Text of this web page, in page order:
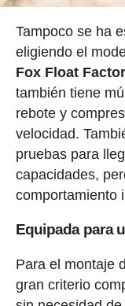
Tampoco se ha
eligiendo el
Fox Float
también tiene
rebote y
velocidad.
pruebas para
capacidades,
comportamiento
Equipada para
Para el montaje
gran criterio